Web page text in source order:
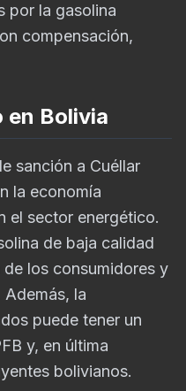
por la gasolina
compensación,
en Bolivia
sanción a Cuéllar
la economía
el sector energético.
de baja calidad
los consumidores y
la
puede tener un
y, en última
bolivianos.